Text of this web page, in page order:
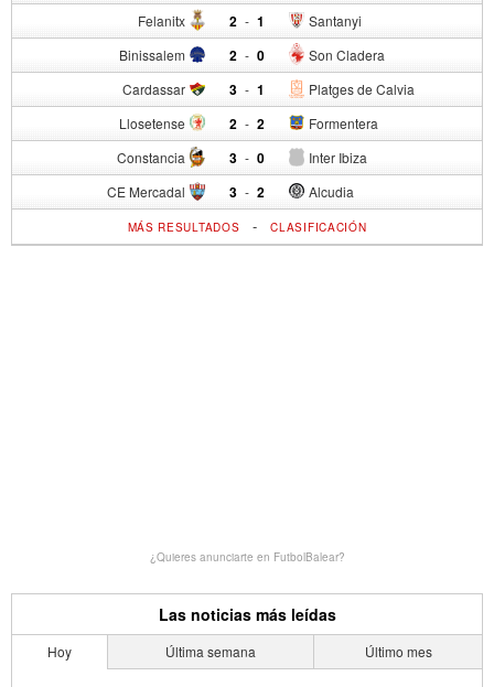
Felanitx 2 - Santanyi
1
Binissalem 2 - Son Cladera
0
Cardassar 3 - Platges de Calvia
1
Llosetense 2 - Formentera
2
Constancia 3 - Inter Ibiza
0
CE Mercadal 3 - Alcudia
2
MÁS RESULTADOS -CLASIFICACIÓN
¿Quieres anunciarte en FutbolBalear?
Las noticias más leídas
Hoy Última semana Último mes